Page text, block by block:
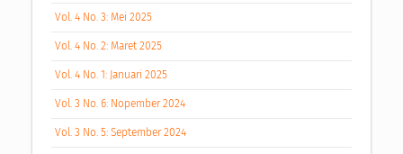
Vol. 4 No. 3: Mei 2025
Vol. 4 No. 2: Maret 2025
Vol. 4 No. 1: Januari 2025
Vol. 3 No. 6: Nopember 2024
Vol. 3 No. 5: September 2024